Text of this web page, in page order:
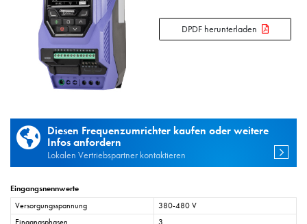
DPDF herunterladen
Diesen Frequenzumrichter kaufen oder weitere
Infos anfordern
Lokalen Vertriebspartner kontaktieren
Eingangsnennwerte
Versorgungsspannung
380-480 V